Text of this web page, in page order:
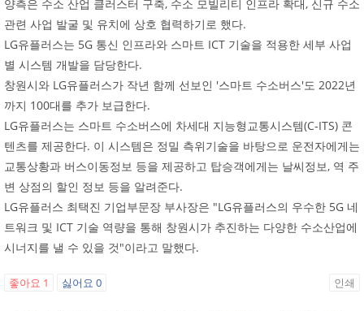
양측은 수소 산업 클러스터 구축, 수소 모빌리티 인프라 확대, 신규 수소
관련 사업 발굴 및 유치에 상호 협력하기로 했다.
LG유플러스는 5G 통신 인프라와 스마트 ICT 기술을 적용한 세부 사업
별 시스템 개발을 담당한다.
창원시와 LG유플러스가 작년 함께 선보인 '스마트 수소버스'도 2022년
까지 100대를 추가 보급한다.
LG유플러스는 스마트 수소버스에 차세대 지능형교통시스템(C-ITS) 콘
텐츠를 제공한다. 이 시스템은 정밀 측위기술을 바탕으로 운전자에게는
교통상황과 버스이동정보 등을 제공하고 탑승객에게는 날씨정보, 역 주
변 상점의 할인 정보 등을 알려준다.
LG유플러스 최택진 기업부문장 부사장은 "LG유플러스의 우수한 5G 네
트워크 및 ICT 기술 역량을 통해 창원시가 추진하는 다양한 수소산업에
시너지를 낼 수 있을 것"이라고 말했다.
좋아요 1 싫어요 0 인쇄